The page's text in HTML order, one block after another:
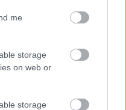
me
storage
on web or
storage